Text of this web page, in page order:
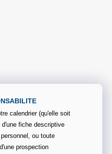
calendrier (qu'elle soit
fiche descriptive
ou toute
prospection